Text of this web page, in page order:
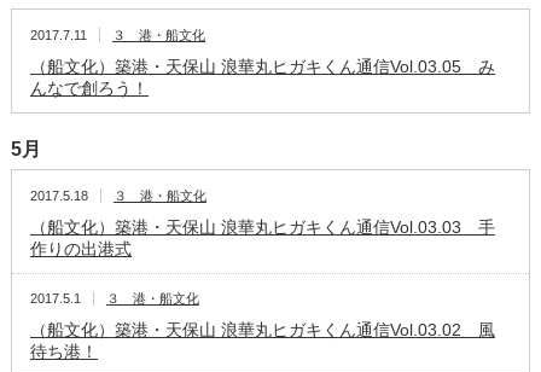
2017.7.11 ３ 港・船文化
（船文化）築港・天保山 浪華丸ヒガキくん通信Vol.03.05 み
んなで創ろう！
5月
2017.5.18 ３ 港・船文化
（船文化）築港・天保山 浪華丸ヒガキくん通信Vol.03.03 手
作りの出港式
2017.5.1 ３ 港・船文化
（船文化）築港・天保山 浪華丸ヒガキくん通信Vol.03.02 風
待ち港！